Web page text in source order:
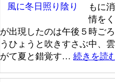
もに
情を
が出現したのは午後５時ご
うひょうと吹きすさぶ中、
がて夏と錯覚す… 続きを読